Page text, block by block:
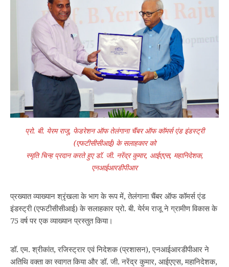
प्रो. बी. येरम राजू, फेडरेशन ऑफ तेलंगाना चैंबर ऑफ कॉमर्स एंड इंडस्ट्री
(एफटीसीसीआई) के सलाहकार को
स्मृति चिन्ह प्रदान करते हुए डॉ. जी. नरेंद्र कुमार, आईएएस, महानिदेशक,
एनआईआरडीपीआर
प्रख्यात व्याख्यान श्रृंखला के भाग के रूप में, तेलंगाना चैंबर ऑफ कॉमर्स एंड
इंडस्ट्री (एफटीसीसीआई) के सलाहकार प्रो. बी. येर्रम राजू ने ग्रामीण विकास के
75 वर्ष पर एक व्याख्यान प्रस्‍तुत किया।
डॉ. एम. श्रीकांत, रजिस्ट्रार एवं निदेशक (प्रशासन), एनआईआरडीपीआर ने
अतिथि वक्ता का स्वागत किया और डॉ. जी. नरेंद्र कुमार, आईएएस, महानिदेशक,